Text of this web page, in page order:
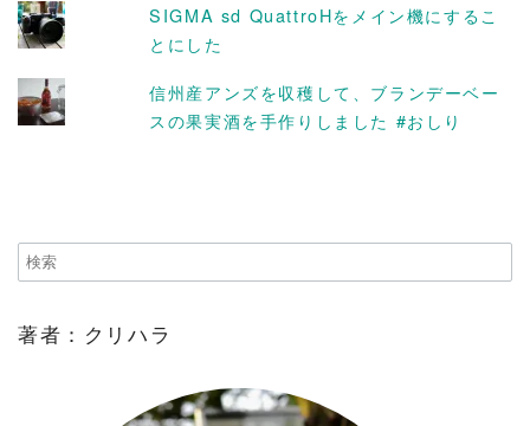
SIGMA sd QuattroHをメイン機にするこ
とにした
信州産アンズを収穫して、ブランデーベー
スの果実酒を手作りしました #おしり
著者：クリハラ